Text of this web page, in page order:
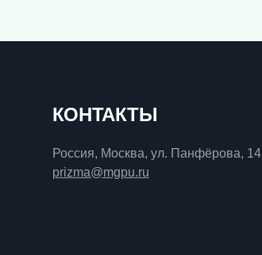
КОНТАКТЫ
Россия, Москва, ул. Панфёрова, 14
prizma@mgpu.ru